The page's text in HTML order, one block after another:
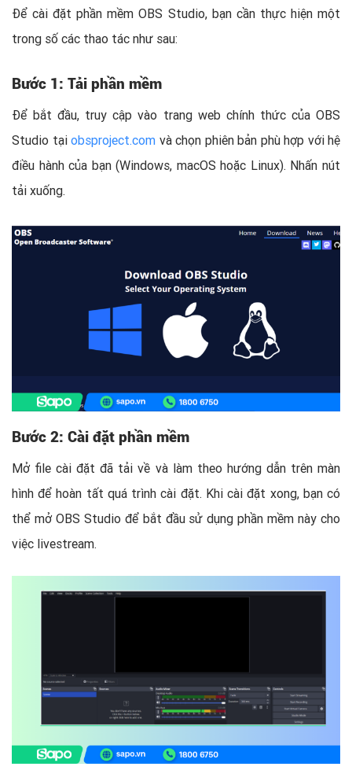
Để cài đặt phần mềm OBS Studio, bạn cần thực hiện một
trong số các thao tác như sau:
Bước 1: Tải phần mềm
Để bắt đầu, truy cập vào trang web chính thức của OBS
Studio tạiobsproject.com và chọn phiên bản phù hợp với hệ
điều hành của bạn (Windows, macOS hoặc Linux). Nhấn nút
tải xuống.
Bước 2: Cài đặt phần mềm
Mở file cài đặt đã tải về và làm theo hướng dẫn trên màn
hình để hoàn tất quá trình cài đặt. Khi cài đặt xong, bạn có
thể mở OBS Studio để bắt đầu sử dụng phần mềm này cho
việc livestream.